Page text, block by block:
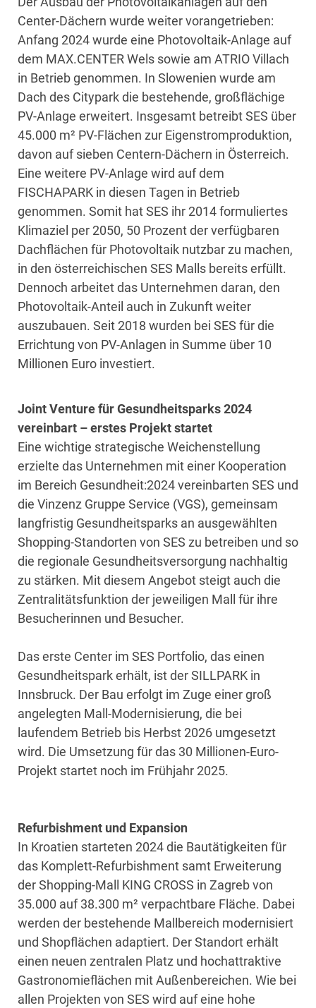
Center-Dächern wurde weiter vorangetrieben:
Anfang 2024 wurde eine Photovoltaik-Anlage auf
dem MAX.CENTER Wels sowie am ATRIO Villach
in Betrieb genommen. In Slowenien wurde am
Dach des Citypark die bestehende, großflächige
PV-Anlage erweitert. Insgesamt betreibt SES über
45.000 m² PV-Flächen zur Eigenstromproduktion,
davon auf sieben Centern-Dächern in Österreich.
Eine weitere PV-Anlage wird auf dem
FISCHAPARK in diesen Tagen in Betrieb
genommen. Somit hat SES ihr 2014 formuliertes
Klimaziel per 2050, 50 Prozent der verfügbaren
Dachflächen für Photovoltaik nutzbar zu machen,
in den österreichischen SES Malls bereits erfüllt.
Dennoch arbeitet das Unternehmen daran, den
Photovoltaik-Anteil auch in Zukunft weiter
auszubauen. Seit 2018 wurden bei SES für die
Errichtung von PV-Anlagen in Summe über 10
Millionen Euro investiert.
Joint Venture für Gesundheitsparks 2024
vereinbart – erstes Projekt startet
Eine wichtige strategische Weichenstellung
erzielte das Unternehmen mit einer Kooperation
im Bereich Gesundheit:2024 vereinbarten SES und
die Vinzenz Gruppe Service (VGS), gemeinsam
langfristig Gesundheitsparks an ausgewählten
Shopping-Standorten von SES zu betreiben und so
die regionale Gesundheitsversorgung nachhaltig
zu stärken. Mit diesem Angebot steigt auch die
Zentralitätsfunktion der jeweiligen Mall für ihre
Besucherinnen und Besucher.
Das erste Center im SES Portfolio, das einen
Gesundheitspark erhält, ist der SILLPARK in
Innsbruck. Der Bau erfolgt im Zuge einer groß
angelegten Mall-Modernisierung, die bei
laufendem Betrieb bis Herbst 2026 umgesetzt
wird. Die Umsetzung für das 30 Millionen-Euro-
Projekt startet noch im Frühjahr 2025.
Refurbishment und Expansion
In Kroatien starteten 2024 die Bautätigkeiten für
das Komplett-Refurbishment samt Erweiterung
der Shopping-Mall KING CROSS in Zagreb von
35.000 auf 38.300 m² verpachtbare Fläche. Dabei
werden der bestehende Mallbereich modernisiert
und Shopflächen adaptiert. Der Standort erhält
einen neuen zentralen Platz und hochattraktive
Gastronomieflächen mit Außenbereichen. Wie bei
allen Projekten von SES wird auf eine hohe